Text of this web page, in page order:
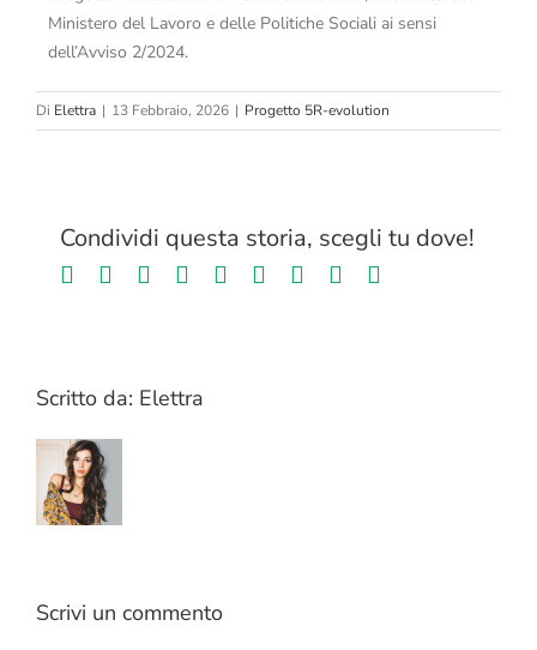
Ministero del Lavoro e delle Politiche Sociali ai sensi
dell’Avviso 2/2024.
Di Elettra | 13 Febbraio, 2026 | Progetto 5R-evolution
Condividi questa storia, scegli tu dove!
FacebookTwitterLinkedIn
RedditWhatsapp
TumblrPinterest
Vk
Scritto da: Elettra
Scrivi un commento